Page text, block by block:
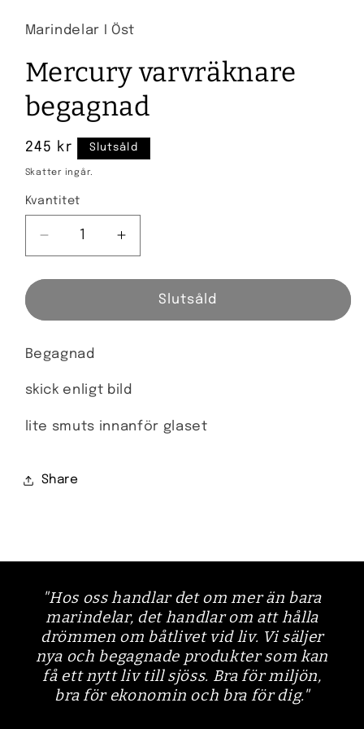
Marindelar I Öst
Mercury varvräknare
begagnad
Ordinarie
pris
245 kr Slutsåld
Skatter ingår.
Kvantitet
Kvantitet
Minska
kvantitet
för
varvräknare
Öka
kvantitet
för
Mercury
varvräknare
Slutsåld
Begagnad
skick enligt bild
lite smuts innanför glaset
Share
"Hos oss handlar det om mer än bara
marindelar, det handlar om att hålla
drömmen om båtlivet vid liv. Vi säljer
nya och begagnade produkter som kan
få ett nytt liv till sjöss. Bra för miljön,
bra för ekonomin och bra för dig."